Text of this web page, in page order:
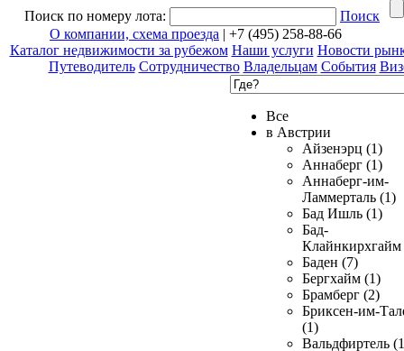
Поиск по номеру лота:
Поиск
О компании, схема проезда | +7 (495) 258-88-66
Каталог недвижимости за рубежом Наши услуги Новости
Путеводитель Сотрудничество Владельцам События
Все
в Австрии
Айзенэрц (1)
Аннаберг (1)
Аннаберг-им-
Ламмерталь (1)
Бад Ишль (1)
Бад-
Клайнкирхгайм
Баден (7)
Бергхайм (1)
Брамберг (2)
Бриксен-им-
(1)
Вальдфиртель